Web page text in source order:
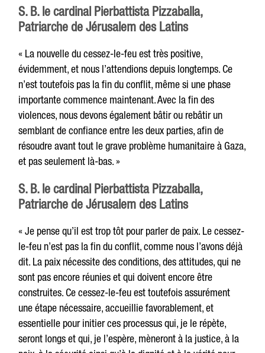
S. B. le cardinal Pierbattista Pizzaballa,
Patriarche de Jérusalem des Latins
« La nouvelle du cessez-le-feu est très positive,
évidemment, et nous l’attendions depuis longtemps. Ce
n’est toutefois pas la fin du conflit, même si une phase
importante commence maintenant. Avec la fin des
violences, nous devons également bâtir ou rebâtir un
semblant de confiance entre les deux parties, afin de
résoudre avant tout le grave problème humanitaire à Gaza,
et pas seulement là-bas. »
S. B. le cardinal Pierbattista Pizzaballa,
Patriarche de Jérusalem des Latins
« Je pense qu’il est trop tôt pour parler de paix. Le cessez-
le-feu n’est pas la fin du conflit, comme nous l’avons déjà
dit. La paix nécessite des conditions, des attitudes, qui ne
sont pas encore réunies et qui doivent encore être
construites. Ce cessez-le-feu est toutefois assurément
une étape nécessaire, accueillie favorablement, et
essentielle pour initier ces processus qui, je le répète,
seront longs et qui, je l’espère, mèneront à la justice, à la